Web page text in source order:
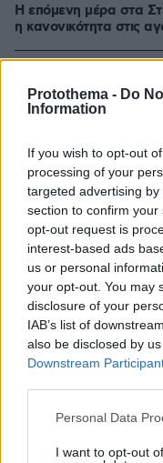
Protothema - Do
Information
If you wish to opt-out
processing of your
targeted advertising
section to confirm
opt-out request is
interest-based ads
us or personal
your opt-out. You may
disclosure of your
IAB’s list of
also be disclosed by
Downstream
Please note that this
not limited to your visit
Personal Data
I want to opt-out
Η επόμενη μέρα στα
η κανονικότητα στις
16.06.2026, 15:41